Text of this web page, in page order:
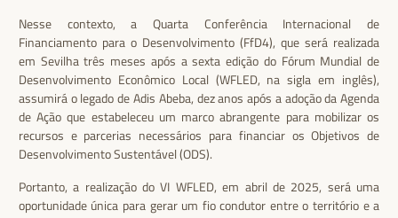
Nesse contexto, a Quarta Conferência Internacional de
Financiamento para o Desenvolvimento (FfD4), que será realizada
em Sevilha três meses após a sexta edição do Fórum Mundial de
Desenvolvimento Econômico Local (WFLED, na sigla em inglês),
assumirá o legado de Adis Abeba, dez anos após a adoção da Agenda
de Ação que estabeleceu um marco abrangente para mobilizar os
recursos e parcerias necessários para financiar os Objetivos de
Desenvolvimento Sustentável (ODS).
Portanto, a realização do VI WFLED, em abril de 2025, será uma
oportunidade única para gerar um fio condutor entre o território e a